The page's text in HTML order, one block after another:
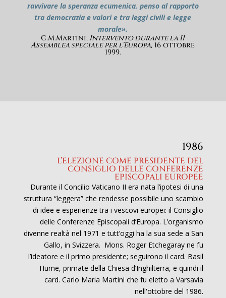
ravvivare la speranza ecumenica, penso al rapporto
tra democrazia e valori e tra leggi civili e legge
morale».
C.M.Martini, Intervento durante la II
Assemblea speciale per l’Europa, 16 ottobre
1999.
1986
L’ELEZIONE COME PRESIDENTE DEL
CONSIGLIO DELLE CONFERENZE
EPISCOPALI EUROPEE
Durante il Concilio Vaticano II era nata l’ipotesi di una
struttura “leggera” che rendesse possibile uno scambio
di idee e esperienze tra i vescovi europei: il Consiglio
delle Conferenze Episcopali d’Europa. L’organismo
divenne realtà nel 1971 e tutt’oggi ha la sua sede a San
Gallo, in Svizzera. Mons. Roger Etchegaray ne fu
l’ideatore e il primo presidente; seguirono il card. Basil
Hume, primate della Chiesa d’Inghilterra, e quindi il
card. Carlo Maria Martini che fu eletto a Varsavia
nell'ottobre del 1986.